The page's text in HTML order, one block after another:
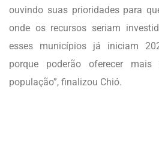
ouvindo suas prioridades para
onde os recursos seriam
esses municípios já iniciam
porque poderão oferecer
população”, finalizou Chió.